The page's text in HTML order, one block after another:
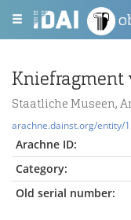
Staatliche Museen,
arachne.dainst.org/entity/
Arachne ID:
Category:
Old serial number: